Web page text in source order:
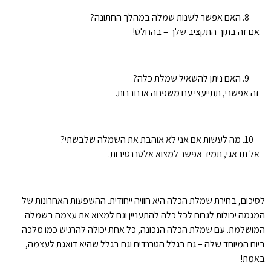
האם אפשר לשנות שמלה במהלך החתונה?
אם זה בתוך התקציב שלך – בהחלט!
האם ניתן להשאיל שמלת כלה?
זה אפשרי, תתייעצי עם משפחה או חברות.
מה לעשות אם אני לא אוהבת את השמלה שלבשתי?
אל תדאגי, תמיד אפשר למצוא אלטרנטיבות.
לסיכום, בחירת שמלת הכלה היא חוויה ייחודית. ההשפעות האחרונות של
המגמה יכולות לגרום לכל כלה להתעניין וגם למצוא את עצמה בשמלה
המושלמת. עם שמלת הכלה הנכונה, כל אחת יכולה להרגיש כמו מלכה
ביום המיוחד שלה – גם בגלל הטרנדים וגם בגלל שהיא דואגת לעצמה,
באמת!